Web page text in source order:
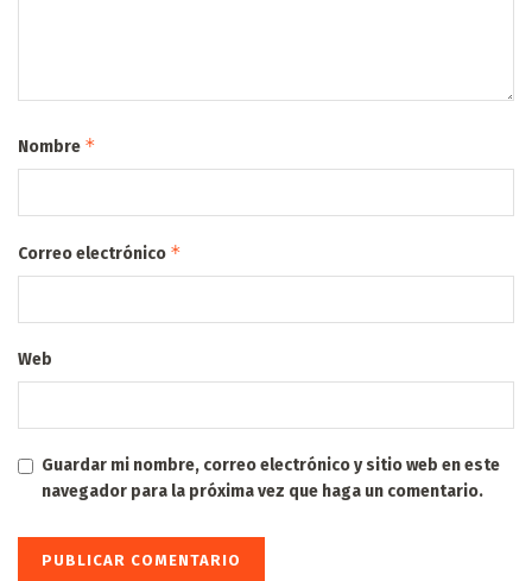
Nombre *
Correo electrónico *
Web
Guardar mi nombre, correo electrónico y sitio web en este
navegador para la próxima vez que haga un comentario.